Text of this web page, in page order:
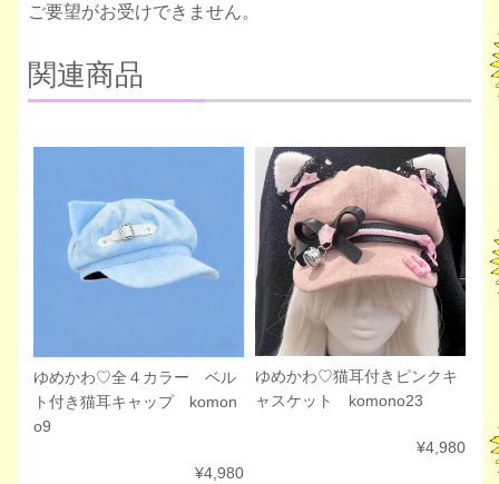
ご要望がお受けできません。
関連商品
ゆめかわ♡全４カラー ベル
ト付き猫耳キャップ komon
o9
¥4,980
ゆめかわ♡猫耳付きピンクキ
ャスケット komono23
¥4,980